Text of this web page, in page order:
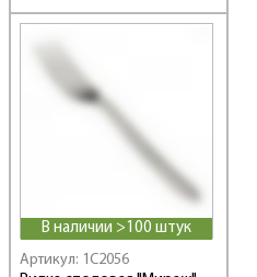
В наличии >100 штук
Артикул: 1C2056